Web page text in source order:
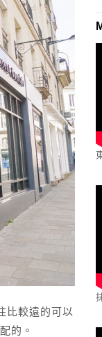
比較遠的可以
的。